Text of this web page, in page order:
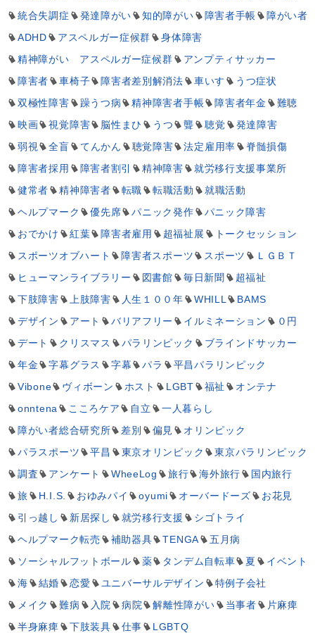
統合失調症
発達障がい 知的障がい 障害者手帳
障がい者
ADHD
アスペルガー症候群
身体障害
精神障がい アスペルガー症候群
アンプティサッカー
障害者
車椅子 障害者差別解消法 車いす
うつ症状
双極性障害
躁うつ病 精神障害者手帳 障害者年金
難聴
映画
視覚障害 脳性まひ うつ 聾 聴覚
発達障害
弱視
全盲 てんかん 聴覚障害 法定雇用率
脊髄損傷
障害者採用
障害者割引 精神障害
就労移行支援事業所
健常者
精神障害者 転職 転職活動
就職活動
ヘルプマーク
優先席 パニック発作
パニック障害
おでかけ
紅葉 障害者雇用 超福祉展
トークセッション
スポーツオブハート
障害者スポーツ スポーツ
ＬＧＢＴ
ヒューマンライブラリー
図書館 毎日新聞
超福祉
下肢障害
上肢障害 人生１００年 WHILL
BAMS
デザイン
アート バリアフリー イルミネーション
０円
デート
クリスマス パラリンピック
ブラインドサッカー
年金
字幕グラス 字幕 パラ
平昌パラリンピック
Vibone
ヴィボーン ホスト LGBT 福祉
オンテナ
onntena
こころケア 自立
一人暮らし
障がい者総合研究所
差別 偏見
オリンピック
パラスポーツ
平昌 東京オリンピック
東京パラリンピック
調査
アンケート WheeLog 旅行 海外旅行
国内旅行
旅
H.I.S. おゆみパイ oyumi オーバードーズ
お花見
引っ越し
新居探し 就労移行支援
シゴトライ
ヘルプマーク転売
補助器具 TENGA
五月病
ソーシャルフットボール
薬 タンデム自転車 夏
イベント
海
結婚 恋愛 ユニバーサルデザイン
特例子会社
メイク
難病 入院 病院 解離性障がい 当事者
片麻痺
半身麻痺
下肢装具 仕事 LGBTQ